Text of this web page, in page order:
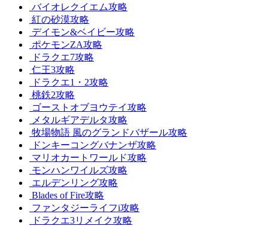
バイオレクイエム攻略
紅の砂漠攻略
デイモン&ベイビー攻略
ポケモンZA攻略
ドラクエ7攻略
仁王3攻略
ドラクエ1・2攻略
桃鉄2攻略
ゴーストオブヨウテイ攻略
メタルギアデルタ攻略
牧場物語 風のグランドバザール攻略
ドンキーコングバナンザ攻略
マリオカートワールド攻略
モンハンワイルズ攻略
エルデンリング攻略
Blades of Fire攻略
ファンタジーライフi攻略
ドラクエ3リメイク攻略